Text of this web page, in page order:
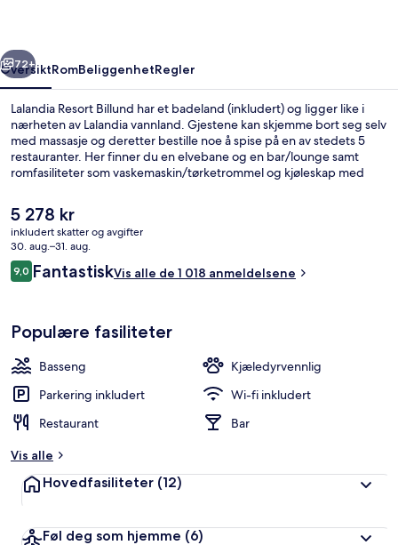
Neste
72+
OversiktRomBeliggenhetRegler
Lalandia Resort Billund har et badeland (inkludert) og ligger like i
nærheten av Lalandia vannland. Gjestene kan skjemme bort seg selv
med massasje og deretter bestille noe å spise på en av stedets 5
restauranter. Her finner du en elvebane og en bar/lounge samt
romfasiliteter som vaskemaskin/tørketrommel og kjøleskap med
Den
nåværende
prisen
er
5 278 kr
5 278 kr
inkludert skatter og avgifter
30. aug.–31. aug.
Anmeldelser
9,09,0 av 10 –
FantastiskVis alle de 1 018 anmeldelsene
Populære fasiliteter
Basseng
Kjæledyrvennlig
Parkering inkludert
Wi-fi inkludert
Restaurant
Bar
Vis alle
Hovedfasiliteter (12)
Føl deg som hjemme (6)